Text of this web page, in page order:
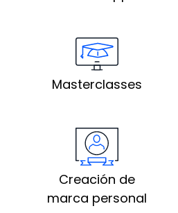
Masterclasses
Creación de
marca personal